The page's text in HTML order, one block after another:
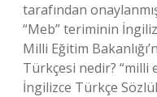
tarafından
“Meb” teriminin
Milli Eğitim
Türkçesi nedir? “milli
İngilizce Türkçe